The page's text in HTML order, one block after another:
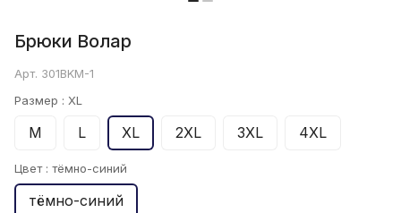
Брюки Волар
Арт. 301BKM-1
Размер : XL
M L XL 2XL 3XL 4XL
Цвет : тёмно-синий
тёмно-синий